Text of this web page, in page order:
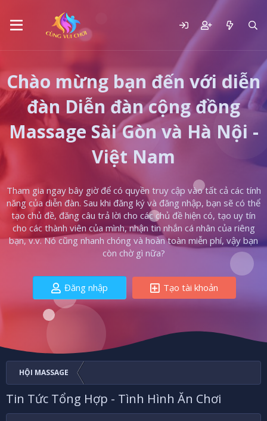
Chào mừng bạn đến với diễn
đàn Diễn đàn cộng đồng
Massage Sài Gòn và Hà Nội -
Việt Nam
Tham gia ngay bây giờ để có quyền truy cập vào tất cả các tính
năng của diễn đàn. Sau khi đăng ký và đăng nhập, bạn sẽ có thể
tạo chủ đề, đăng câu trả lời cho các chủ đề hiện có, tạo uy tín
cho các thành viên của mình, nhận tin nhắn cá nhân của riêng
bạn, v.v. Nó cũng nhanh chóng và hoàn toàn miễn phí, vậy bạn
còn chờ gì nữa?
Đăng nhập Tạo tài khoản
HỘI MASSAGE
Tin Tức Tổng Hợp - Tình Hình Ăn Chơi